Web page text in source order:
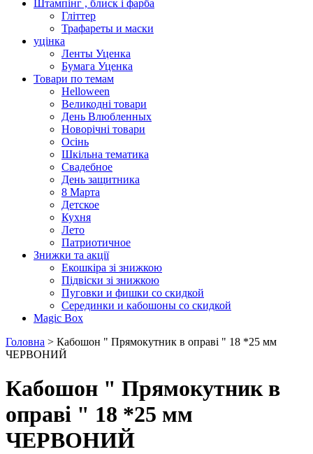
Штампінг , блиск і фарба
Гліттер
Трафареты и маски
уцінка
Ленты Уценка
Бумага Уценка
Товари по темам
Helloween
Великодні товари
День Влюбленных
Новорічні товари
Осінь
Шкільна тематика
Свадебное
День защитника
8 Марта
Детское
Кухня
Лето
Патриотичное
Знижки та акції
Екошкіра зі знижкою
Підвіски зі знижкою
Пуговки и фишки со скидкой
Серединки и кабошоны со скидкой
Magic Box
Головна > Кабошон " Прямокутник в оправі " 18 *25 мм
ЧЕРВОНИЙ
Кабошон " Прямокутник в
оправі " 18 *25 мм
ЧЕРВОНИЙ